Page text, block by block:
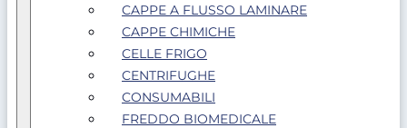
CAPPE A FLUSSO LAMINARE
CAPPE CHIMICHE
CELLE FRIGO
CENTRIFUGHE
CONSUMABILI
FREDDO BIOMEDICALE